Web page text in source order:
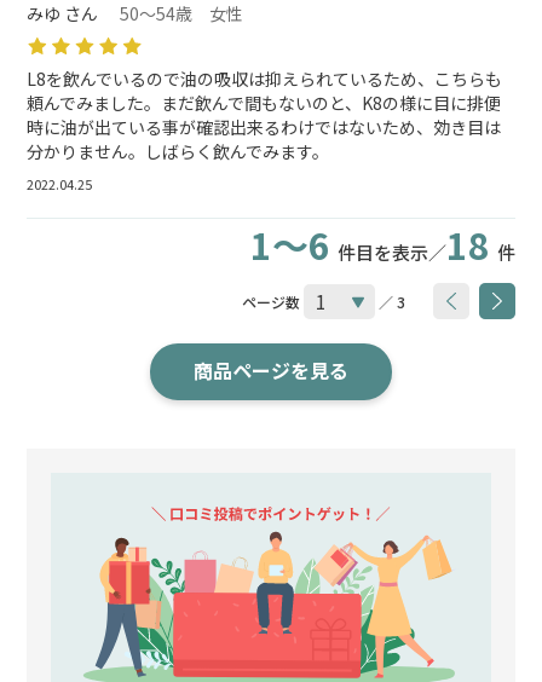
みゆ さん 50～54歳 女性
L8を飲んでいるので油の吸収は抑えられているため、こちらも
頼んでみました。まだ飲んで間もないのと、K8の様に目に排便
時に油が出ている事が確認出来るわけではないため、効き目は
分かりません。しばらく飲んでみます。
2022.04.25
1～6 件目を表示／18 件
ページ数 ／ 3
商品ページを見る